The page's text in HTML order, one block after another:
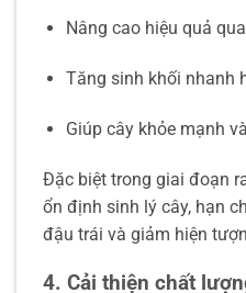
Nâng cao hiệu quả
Tăng sinh khối nhanh
Giúp cây khỏe mạnh
Đặc biệt trong giai đoạn
ổn định sinh lý cây, hạn
đậu trái và giảm hiện
4. Cải thiện chất